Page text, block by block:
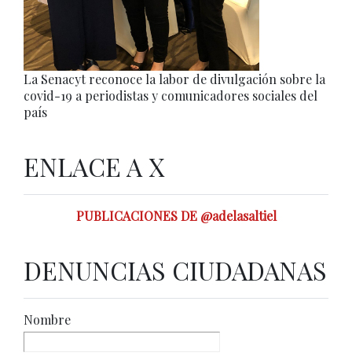
La Senacyt reconoce la labor de divulgación sobre la
covid-19 a periodistas y comunicadores sociales del
país
ENLACE A X
PUBLICACIONES DE @adelasaltiel
DENUNCIAS CIUDADANAS
Nombre